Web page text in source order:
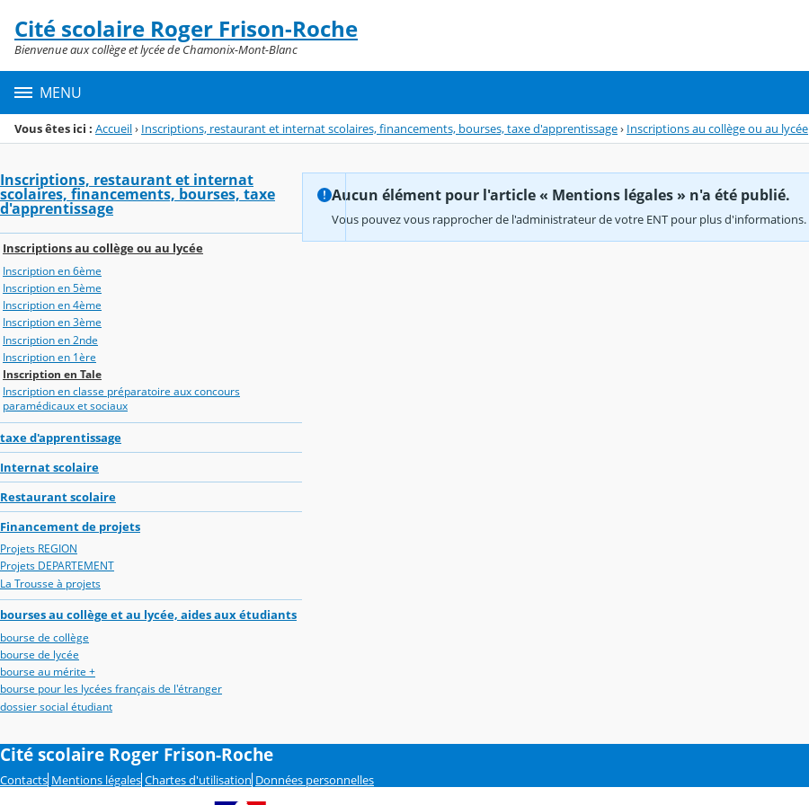
Menu de la rubrique
Contenu
Cité scolaire Roger Frison-Roche
Bienvenue aux collège et lycée de Chamonix-Mont-Blanc
MENU
Vous êtes ici : Accueil› Inscriptions, restaurant et internat scolaires, financements, bourses, taxe d'apprentissage› Inscriptions au collège ou au lycée
Inscriptions, restaurant et internat
scolaires, financements, bourses, taxe
d'apprentissage
Inscriptions au collège ou au lycée
Inscription en 6ème
Inscription en 5ème
Inscription en 4ème
Inscription en 3ème
Inscription en 2nde
Inscription en 1ère
Inscription en Tale
Inscription en classe préparatoire aux concours
paramédicaux et sociaux
taxe d'apprentissage
Internat scolaire
Restaurant scolaire
Financement de projets
Projets REGION
Projets DEPARTEMENT
La Trousse à projets
bourses au collège et au lycée, aides aux étudiants
bourse de collège
bourse de lycée
bourse au mérite +
bourse pour les lycées français de l'étranger
dossier social étudiant
Aucun élément pour l'article « Mentions légales » n'a été publié.
Vous pouvez vous rapprocher de l'administrateur de votre ENT pour plus d'informations.
Cité scolaire Roger Frison-Roche
Contacts Mentions légales Chartes d'utilisation Données personnelles